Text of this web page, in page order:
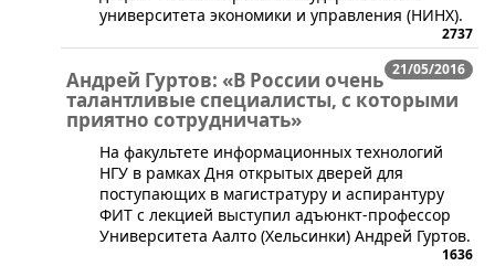
университета экономики и управления (НИНХ).
2737
21/05/2016
Андрей Гуртов: «В России очень
талантливые специалисты, с которыми
приятно сотрудничать»
​На факультете информационных технологий
НГУ в рамках Дня открытых дверей для
поступающих в магистратуру и аспирантуру
ФИТ с лекцией выступил адъюнкт-профессор
Университета Аалто (Хельсинки) Андрей Гуртов.
1636